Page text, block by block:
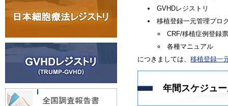
GVHDレジストリ
移植登録一元管理プロ
CRF/移植症例登録票
各種マニュアル
につきましては、 移植登録一
年間スケジュ